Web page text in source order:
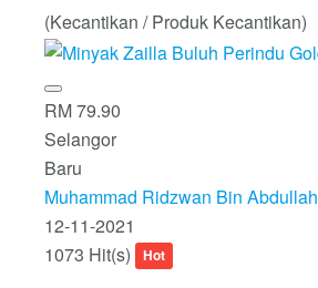
(Kecantikan / Produk Kecantikan)
RM 79.90
Selangor
Baru
Muhammad Ridzwan Bin Abdullah
12-11-2021
1073 Hit(s)
Hot